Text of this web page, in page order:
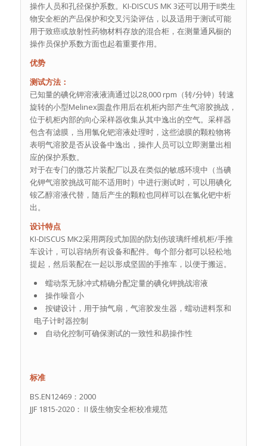
操作人员和孔径保护系数。KI-DISCUS MK 3还可以用于II类生
物安全柜的产品保护和交叉污染评估，以及适用于测试可能
用于致癌或放射性药物材料存放的混合柜，在测量通风橱的
操作员保护系数方面也起着重要作用。
优势
测试方法：
已知量的碘化钾溶液液滴通过以28,000 rpm（转/分钟）转速
旋转的小型Melinex圆盘作用后在机柜内部产生气溶胶挑战，
位于机柜内部的向心采样器收集从其中逸出的空气。采样器
包含有滤膜，当用氯化钯溶液处理时，这些滤膜的颗粒物将
表明气溶胶是否从设备中逸出，操作人员可以立即测量出相
应的保护系数。
对于在专门的微芯片装配厂以及在类似的敏感环境中（当碘
化钾气溶胶挑战可能不适用时）中进行测试时，可以用碘化
铵乙醇溶液代替，随后产生的颗粒也同样可以在氯化钯中析
出。
设计特点
KI-DISCUS MK2采用两段式加固的防划伤玻璃纤维机柜/手推
车设计，可以容纳所有设备和配件。每个部分都可以轻松地
提起，然后装配在一起以形成坚固的手推车，以便于搬运。
蠕动泵无脉冲式精确分配定量的碘化钾挑战溶液
操作噪音小
按键设计，用于抽气扇，气溶胶发生器，蠕动进料泵和
电子计时器控制
自动化控制可确保测试的一致性和易操作性
标准
BS.EN12469：2000
JJF 1815-2020：Ⅱ级生物安全柜校准规范